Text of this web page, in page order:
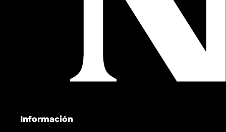
Información